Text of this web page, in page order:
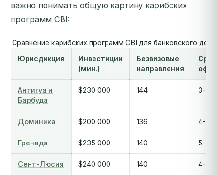
важно понимать общую картину карибских
программ CBI:
Сравнение карибских программ CBI для банковского
Юрисдикция
Инвестиции
(мин.)
Безвизовые
направления
Срок
Антигуа и
Барбуда
$230 000 144 3-6
Доминика $200 000 136 4-6
Гренада $235 000 140 5-7
Сент-Люсия $240 000 140 4-10